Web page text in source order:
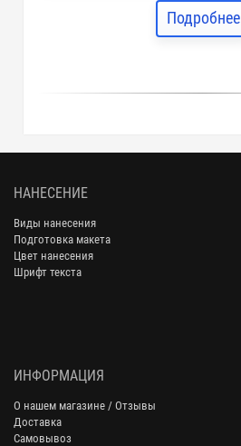
Подробнее
НАНЕСЕНИЕ
Виды нанесения
Подготовка макета
Цвет нанесения
Шрифт текста
ИНФОРМАЦИЯ
О нашем магазине / Отзывы
Доставка
Самовывоз